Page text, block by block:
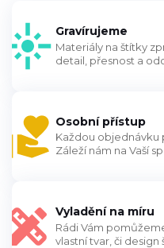
Gravírujeme
Materiály na štítky
detail, přesnost a
Osobní přístup
Každou objednávku
Záleží nám na Vaší
Vyladění na míru
Rádi Vám
vlastní tvar, či design